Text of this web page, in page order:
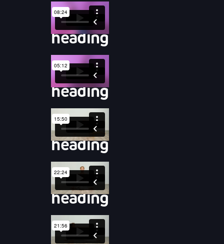
heading
heading
heading
heading